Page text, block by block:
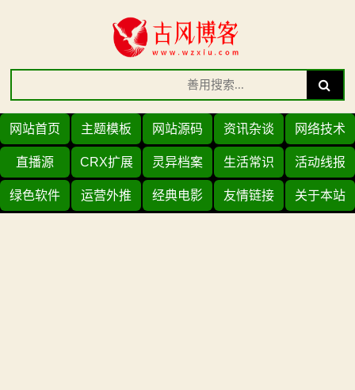
Search
for:
Search
网站首页 主题模板 网站源码 资讯杂谈 网络技术
直播源 CRX扩展 灵异档案 生活常识 活动线报
绿色软件 运营外推 经典电影 友情链接 关于本站